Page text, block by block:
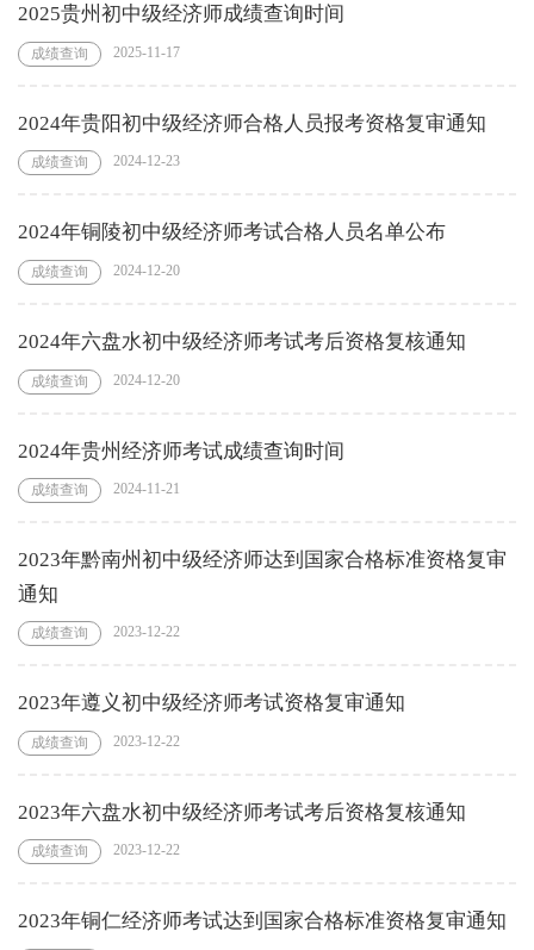
2025贵州初中级经济师成绩查询时间
成绩查询 2025-11-17
2024年贵阳初中级经济师合格人员报考资格复审通知
成绩查询 2024-12-23
2024年铜陵初中级经济师考试合格人员名单公布
成绩查询 2024-12-20
2024年六盘水初中级经济师考试考后资格复核通知
成绩查询 2024-12-20
2024年贵州经济师考试成绩查询时间
成绩查询 2024-11-21
2023年黔南州初中级经济师达到国家合格标准资格复审
通知
成绩查询 2023-12-22
2023年遵义初中级经济师考试资格复审通知
成绩查询 2023-12-22
2023年六盘水初中级经济师考试考后资格复核通知
成绩查询 2023-12-22
2023年铜仁经济师考试达到国家合格标准资格复审通知